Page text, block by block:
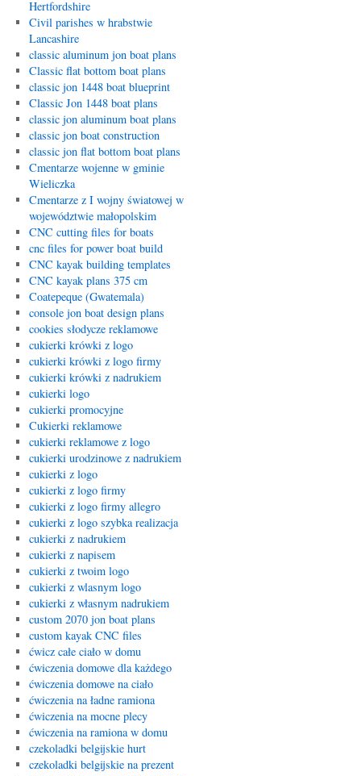
Hertfordshire
Civil parishes w hrabstwie
Lancashire
classic aluminum jon boat plans
Classic flat bottom boat plans
classic jon 1448 boat blueprint
Classic Jon 1448 boat plans
classic jon aluminum boat plans
classic jon boat construction
classic jon flat bottom boat plans
Cmentarze wojenne w gminie
Wieliczka
Cmentarze z I wojny światowej w
województwie małopolskim
CNC cutting files for boats
cnc files for power boat build
CNC kayak building templates
CNC kayak plans 375 cm
Coatepeque (Gwatemala)
console jon boat design plans
cookies słodycze reklamowe
cukierki krówki z logo
cukierki krówki z logo firmy
cukierki krówki z nadrukiem
cukierki logo
cukierki promocyjne
Cukierki reklamowe
cukierki reklamowe z logo
cukierki urodzinowe z nadrukiem
cukierki z logo
cukierki z logo firmy
cukierki z logo firmy allegro
cukierki z logo szybka realizacja
cukierki z nadrukiem
cukierki z napisem
cukierki z twoim logo
cukierki z wlasnym logo
cukierki z własnym nadrukiem
custom 2070 jon boat plans
custom kayak CNC files
ćwicz całe ciało w domu
ćwiczenia domowe dla każdego
ćwiczenia domowe na ciało
ćwiczenia na ładne ramiona
ćwiczenia na mocne plecy
ćwiczenia na ramiona w domu
czekoladki belgijskie hurt
czekoladki belgijskie na prezent